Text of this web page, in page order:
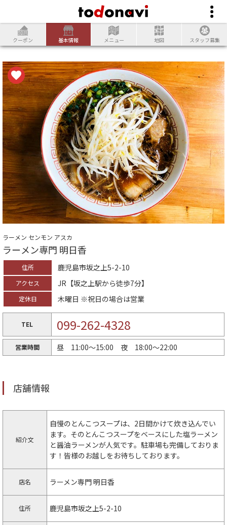
クーポン 基本情報 メニュー 地図 スタッフ募集
ラーメン センモン アスカ
ラーメン専門 明日香
住所 鹿児島市坂之上5-2-10
アクセス JR【坂之上駅から徒歩7分】
定休日 木曜日 ※祝日の場合は営業
TEL 099-262-4328
営業時間 昼 11:00～15:00 夜 18:00～22:00
店舗情報
紹介文
自慢のとんこつスープは、2日間かけて炊き込んでい
ます。そのとんこつスープをベースにした塩ラーメン
と醤油ラーメンが人気です。駐車場も完備しておりま
す！皆様のお越しをお待ちしております。
店名 ラーメン専門 明日香
住所 鹿児島市坂之上5-2-10